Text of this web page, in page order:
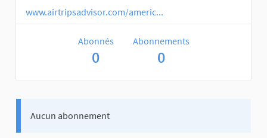
www.airtripsadvisor.com/americ...
Abonnés
0
Abonnements
0
Aucun abonnement